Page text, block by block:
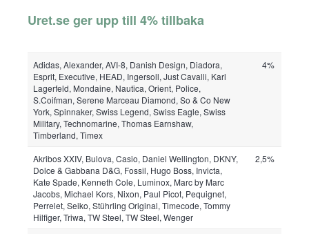
Uret.se ger upp till 4% tillbaka
Adidas, Alexander, AVI-8, Danish Design, Diadora,
Esprit, Executive, HEAD, Ingersoll, Just Cavalli, Karl
Lagerfeld, Mondaine, Nautica, Orient, Police,
S.Coifman, Serene Marceau Diamond, So & Co New
York, Spinnaker, Swiss Legend, Swiss Eagle, Swiss
Military, Technomarine, Thomas Earnshaw,
Timberland, Timex
4%
Akribos XXIV, Bulova, Casio, Daniel Wellington, DKNY,
Dolce & Gabbana D&G, Fossil, Hugo Boss, Invicta,
Kate Spade, Kenneth Cole, Luminox, Marc by Marc
Jacobs, Michael Kors, Nixon, Paul Picot, Pequignet,
Perrelet, Seiko, Stührling Original, Timecode, Tommy
Hilfiger, Triwa, TW Steel, TW Steel, Wenger
2,5%